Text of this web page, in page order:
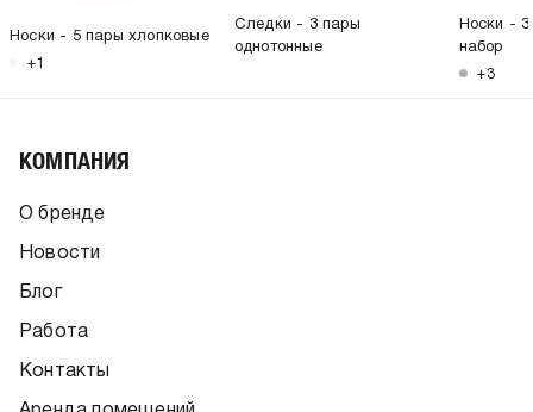
Носки - 5 пары хлопковые
+1
Следки - 3 пары
однотонные
Носки - 3
набор
+3
КОМПАНИЯ
О бренде
Новости
Блог
Работа
Контакты